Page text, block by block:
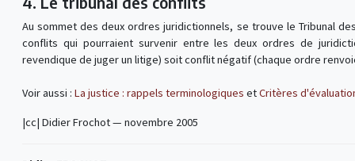
Au sommet des deux ordres juridictionnels, se trouve le Tribunal
conflits qui pourraient survenir entre les deux ordres de
revendique de juger un litige) soit conflit négatif (chaque ordre
Voir aussi : La justice : rappels terminologiques etCritères
|cc| Didier Frochot — novembre 2005